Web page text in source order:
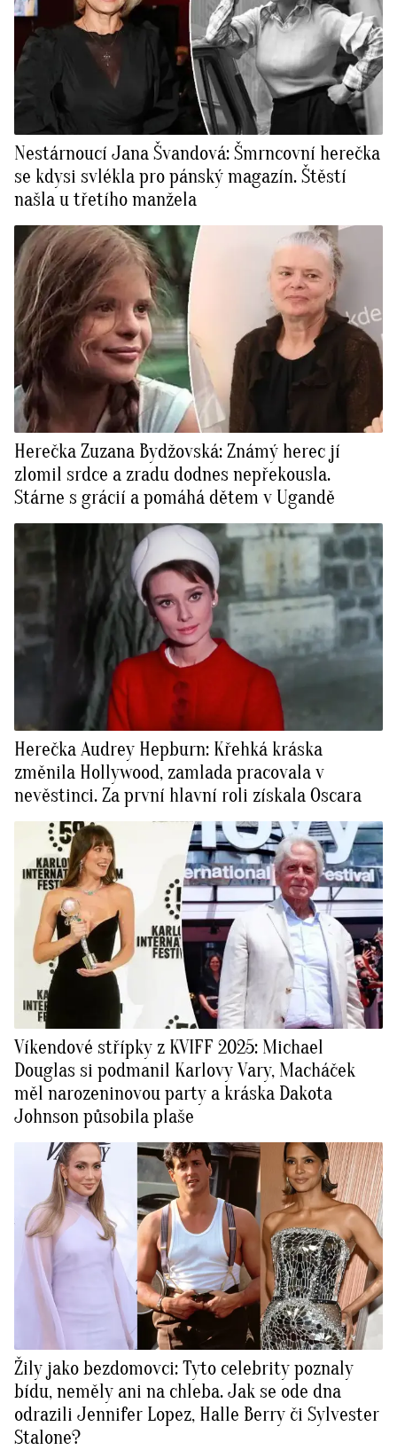
Nestárnoucí Jana Švandová: Šmrncovní herečka
se kdysi svlékla pro pánský magazín. Štěstí
našla u třetího manžela
Herečka Zuzana Bydžovská: Známý herec jí
zlomil srdce a zradu dodnes nepřekousla.
Stárne s grácií a pomáhá dětem v Ugandě
Herečka Audrey Hepburn: Křehká kráska
změnila Hollywood, zamlada pracovala v
nevěstinci. Za první hlavní roli získala Oscara
Víkendové střípky z KVIFF 2025: Michael
Douglas si podmanil Karlovy Vary, Macháček
měl narozeninovou party a kráska Dakota
Johnson působila plaše
Žily jako bezdomovci: Tyto celebrity poznaly
bídu, neměly ani na chleba. Jak se ode dna
odrazili Jennifer Lopez, Halle Berry či Sylvester
Stalone?